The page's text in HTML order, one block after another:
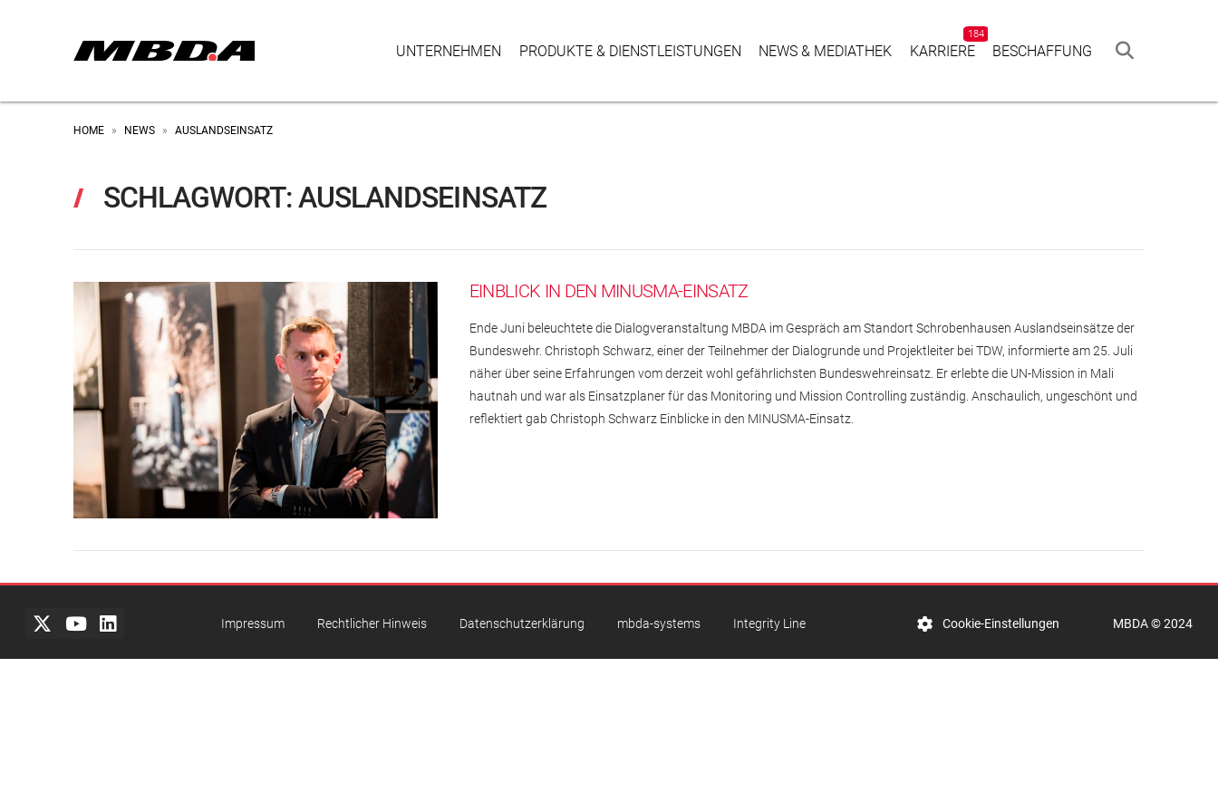
UNTER­NEHMEN PRODUKTE & DIENSTLEISTUNGEN NEWS & MEDIATHEK KAR­RIERE
184
BESCHAF­FUNG
HOME » NEWS » AUSLANDSEINSATZ
SCHLAGWORT:AUSLANDSEINSATZ
EINBLICK IN DEN MINUSMA-EINSATZ
Ende Juni beleuchtete die Dialogveranstaltung MBDA im Gespräch am Standort Schrobenhausen Auslandseinsätze der
Bundeswehr. Christoph Schwarz, einer der Teilnehmer der Dialogrunde und Projektleiter bei TDW, informierte am 25. Juli
näher über seine Erfahrungen vom derzeit wohl gefährlichsten Bundeswehreinsatz. Er erlebte die UN-Mission in Mali
hautnah und war als Einsatzplaner für das Monitoring und Mission Controlling zuständig. Anschaulich, ungeschönt und
reflektiert gab Christoph Schwarz Einblicke in den MINUSMA-Einsatz.
Impressum Rechtlicher Hinweis Datenschutzerklärung mbda-systems Integrity Line Cookie-Einstellungen MBDA © 2024